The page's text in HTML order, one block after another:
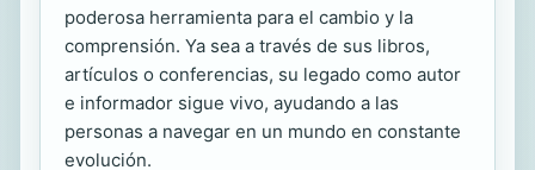
poderosa herramienta para el cambio y la
comprensión. Ya sea a través de sus libros,
artículos o conferencias, su legado como autor
e informador sigue vivo, ayudando a las
personas a navegar en un mundo en constante
evolución.